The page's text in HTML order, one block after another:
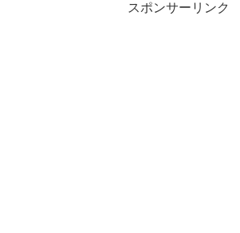
スポンサーリンク